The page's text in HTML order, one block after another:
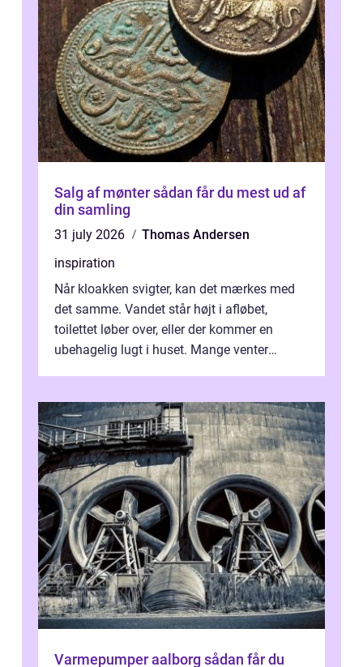
Salg af mønter sådan får du mest ud af
din samling
31 july 2026
Thomas Andersen
inspiration
Når kloakken svigter, kan det mærkes med
det samme. Vandet står højt i afløbet,
toilettet løber over, eller der kommer en
ubehagelig lugt i huset. Mange venter
Varmepumper aalborg sådan får du